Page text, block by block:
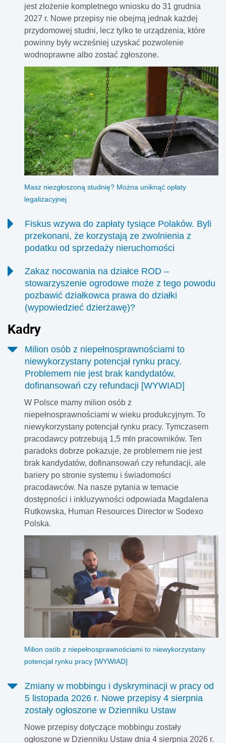
jest złożenie kompletnego wniosku do 31 grudnia
2027 r. Nowe przepisy nie obejmą jednak każdej
przydomowej studni, lecz tylko te urządzenia, które
powinny były wcześniej uzyskać pozwolenie
wodnoprawne albo zostać zgłoszone.
Masz niezgłoszoną studnię? Można uniknąć opłaty
legalizacyjnej
Fiskus wzywa do zapłaty tysiące Polaków. Byli
przekonani, że korzystają ze zwolnienia z
podatku od sprzedaży nieruchomości
kryzys konstytucyjny doprowadziły do sytuacji, w której od
osób sprzedających nieruchomości żąda się dziś
dziesiątek, a nawet setek tysięcy złotych podatku. Chodzi o
podatników, którzy byli przekonani, że zgodnie z prawem
korzystają ze zwolnienia z PIT, a więc nie muszą płacić
podatku od sprzedaży mieszkania lub domu. W praktyce
wpadli oni w tzw. „pułapkę” fiskusa.
Zakaz nocowania na działce ROD –
stowarzyszenie ogrodowe może z tego powodu
pozbawić działkowca prawa do działki
(wypowiedzieć dzierżawę)?
Podstawowym celem rodzinnych ogrodów działkowych
(ROD) jest zaspokajanie wypoczynkowych i rekreacyjnych
potrzeb działkowców, poprzez umożliwienie im
prowadzenia upraw ogrodniczych. Zamieszkiwanie na
ROD jest bezwzględnie zakazane, a altana działkowa na
terenie działki ROD nie stanowi obiektu mieszkalnego.
Kadry
Milion osób z niepełnosprawnościami to
niewykorzystany potencjał rynku pracy.
Problemem nie jest brak kandydatów,
dofinansowań czy refundacji [WYWIAD]
W Polsce mamy milion osób z
niepełnosprawnościami w wieku produkcyjnym. To
niewykorzystany potencjał rynku pracy. Tymczasem
pracodawcy potrzebują 1,5 mln pracowników. Ten
paradoks dobrze pokazuje, że problemem nie jest
brak kandydatów, dofinansowań czy refundacji, ale
bariery po stronie systemu i świadomości
pracodawców. Na nasze pytania w temacie
dostępności i inkluzywności odpowiada Magdalena
Rutkowska, Human Resources Director w Sodexo
Polska.
Milion osób z niepełnosprawnościami to niewykorzystany
potencjał rynku pracy [WYWIAD]
Zmiany w mobbingu i dyskryminacji w pracy od
5 listopada 2026 r. Nowe przepisy 4 sierpnia
zostały ogłoszone w Dzienniku Ustaw
Nowe przepisy dotyczące mobbingu zostały
ogłoszone w Dzienniku Ustaw dnia 4 sierpnia 2026 r.